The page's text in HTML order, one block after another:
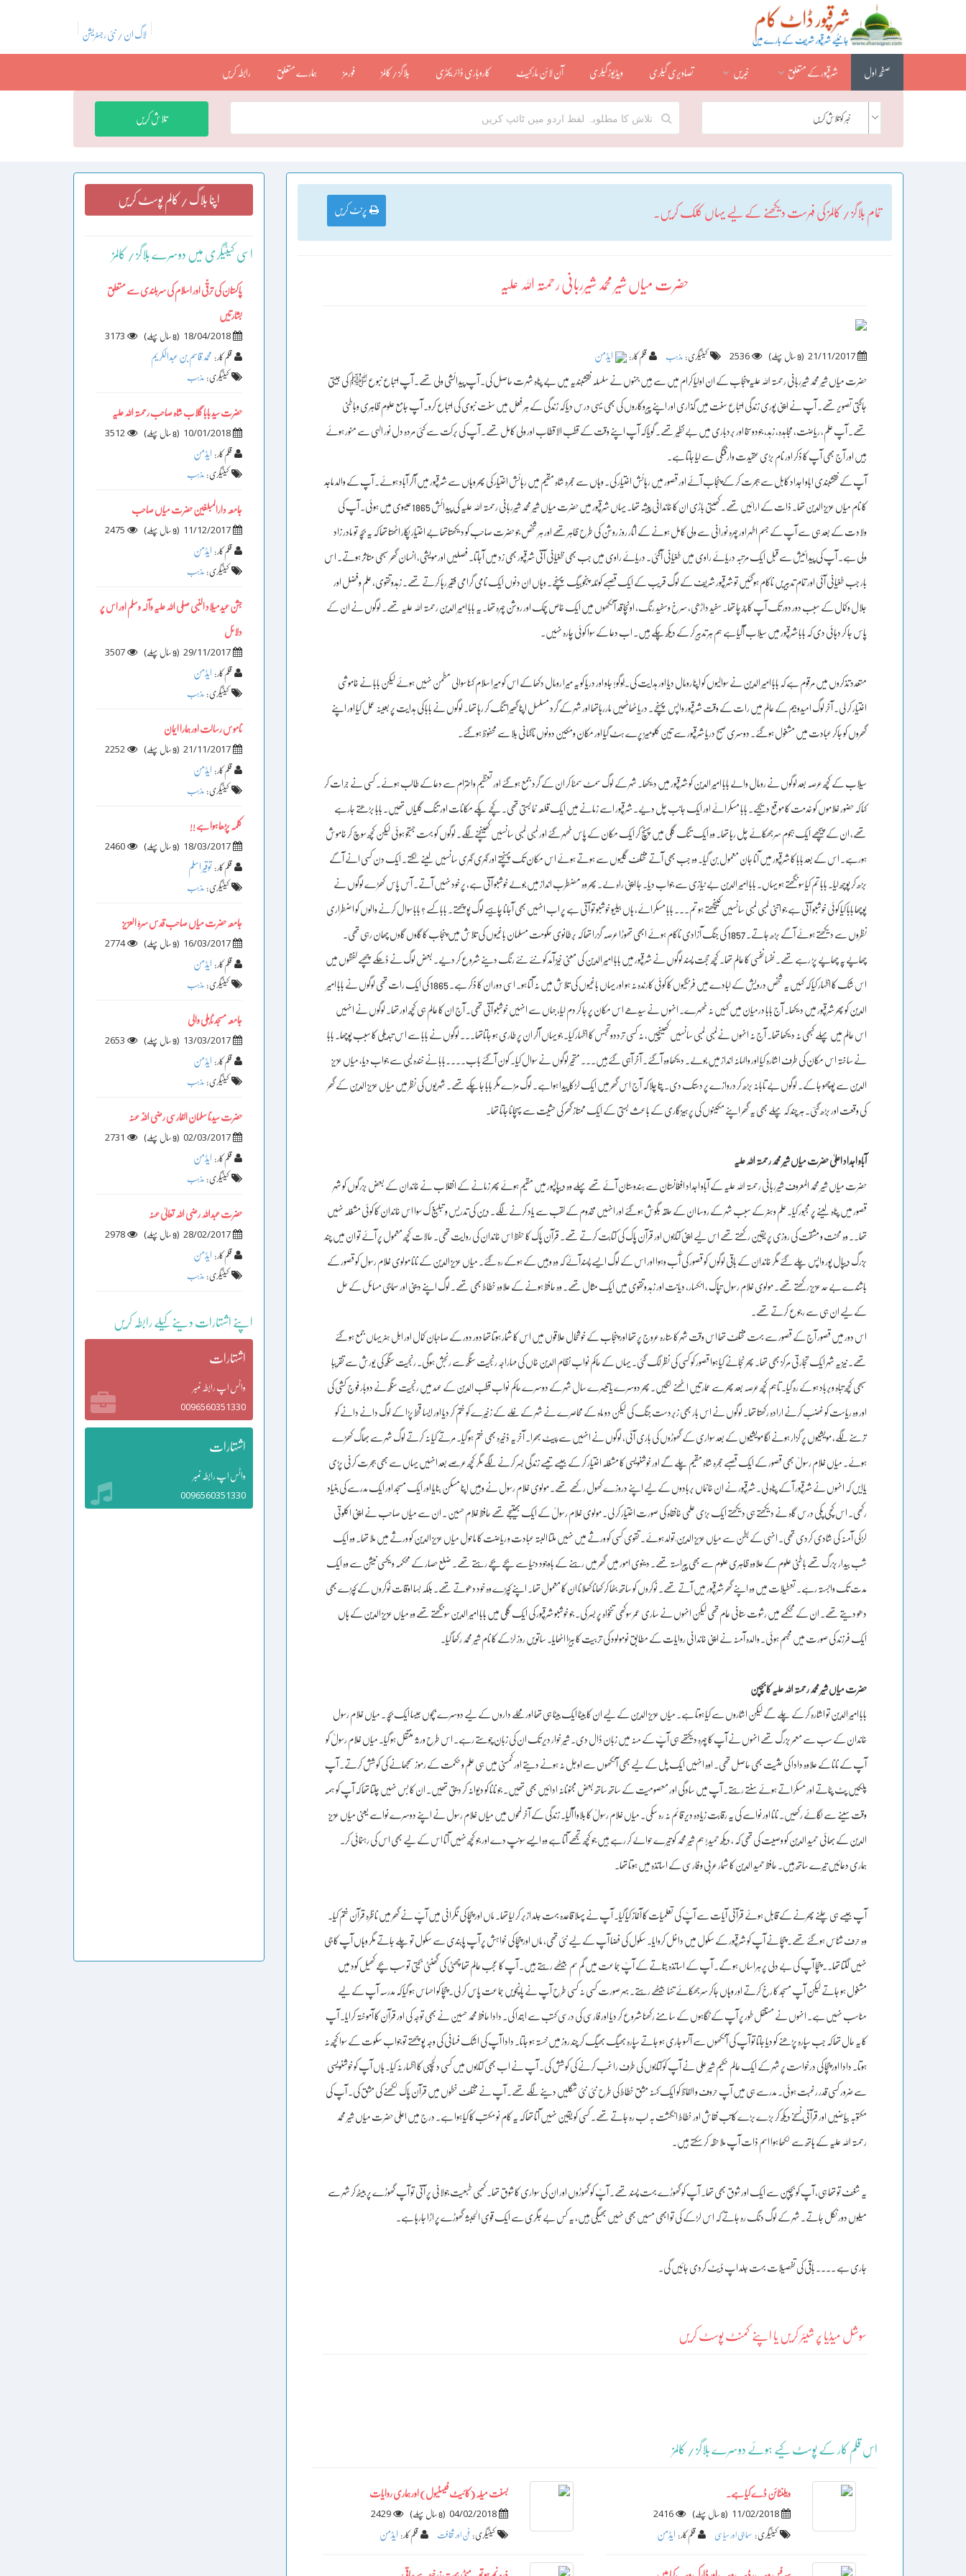
لاگ ان / نئی رجسٹریشن
صفحہ اول شرقپور کے متعلق خبریں تصاویری گیلری ویڈیوز گیلری آن لائن مارکیٹ کاروباری ڈائریکٹری بلاگز / کالمز فورمز ہمارے متعلق رابطہ کریں
خبر کو تلاش کریں تلاش کریں
تمام بلاگز / کالمز کی فہرست دیکھنے کے لیے یہاں کلک کریں۔ پرنٹ کریں
حضرت میاں شیر محمد شیرربانی رحمتہ اللہ علیہ
21/11/2017
(9 سال پہلے )
2536 کیٹیگری : مذہب قلم کار : ایڈمن
حضرت میاں شیر محمد شیرربانی رحمتہ اللہ علیہ پنجاب کے ان اولیا کرام میں سے ہیں جنہوں نے سلسلہ نقشبندیہ میں بے پناہ شہرت حاصل کی۔ آپ پیدائشی ولی تھے۔ آپ اتباع نبوع ﷺ کی جیتی
جاگتی تصویر تھے۔ آپ نے اپنی پوری زندگی اتباع سنت میں گذاری اور اپنے پیروکاروں کی بھی یہی درس دیا کہ زندگی کے ہر فعل میں سنت نبوی کی اتباع کرو۔ آپ جامع علوم ظاہری وباطنی
تھے۔ آپ علم، ریاضت، مجاہدہ، زہد، جودوسخا اور بردباری میں بے نظیر تھے۔ گویا کہ آپ اپنے وقت کے قطب الاقطاب اور ولی کامل تھے۔ آپ کی برکت سے کئی مردہ دل نور الہی سے منور ہوئے
ہیں اور آج بھی آپ کا ذکر اور نام بڑی عقیدت وارفتگی سے لیا جاتا ہے۔
آپ کے نقشبندی اباو اجداد کابل سے ہجرت کر کےپنجاب آئے اور قصور میں رہائش اختیار کی۔ وہاں سے حجرہ شاہ مقیم میں رہائش اختیار کی پھر وہاں سے شرقپور میں آکر آباد ہوئے۔ آپ کے والد ماجد
کا نام میاں عزیز الدین تھا۔ ذات کے ارائیں تھے۔ کھیتی باڑی ان کا خاندانی پیشہ تھا۔ یہاں شرقپور میں حضرت میاں شیر محمد شیرربانی رحمتہ اللہ علیہ کی پیدائش 1865 عیسوی میں ہوئی۔ آپ کی
ولادت کے بعد ہی سے آپ کے جسم اطہر اور چہرہ نورانی سے ولی کامل ہونے کے اثار روز روشن کی طرح ظاہر تھے اور ہر شخص جو حضرت صاحب کو دیکھتاتھا بے اختیار پکار اٹھتا تھا کہ یہ بچہ تو مادر زاد
ولی ہے۔ آپ کی پیدائیش سے قبل ایک مرتبہ دریائے راوی میں طغیانی آگئی۔ دریائے راوی میں جب بھی ظغیانی آتی شرقپور بھی زد میں آجاتا۔ فصلیں اور مویشی، انسان گھر سبھی متاثر ہوتے۔ اس
بار جب طغیانی آئی اور تمام تدبیریں ناکام ہوگئیں تو شرقپور شریف کے لوگ قریب کے ایک قصبے کوٹلہ پنجوبیگ پہنچے۔ وہاں ان دنوں ایک نامی گرامی فقیر رہا کرتے تھے۔ زہدوتقوی، علم وفضل اور
جلال وکمال کے سبب دور دور تک آپ کا چرچا تھا۔ سفید داڑھی، سرخ وسفید رنگ، اونچا قد آنکھوں میں ایک خاص چمک اور روشن چہرہ تھا۔ یہ بابا امیر الدین رحمتہ اللہ علیہ تھے۔ لوگوں نے ان کے
پاس جا کر دہائی دی کہ بابا شرقپور میں سیلاب آگیا ہے ہم ہر تدبیر کر کے دیکھ چکے ہیں۔ اب دعا کے سوا کوئی چارہ نہیں۔
متعدد تذکروں میں مرقوم ہے کہ بابا امیر الدین نے سوالیوں کو اپنا رومال دیا اور ہدایت کی۔ ـؒلوگو! جاو اور دریا کو یہ میرا رومال دکھا کے اس کو میرا سلام کہناـ سوالی مطمن نہیں ہوئے لیکن بابا نے خاموشی
اختیار کر لی۔ آخر لوگ امیدوبیم کے عالم میں رات کے وقت شرقپور واپس پہنچے۔ دریا ٹھاٹھیں ماررہاتھا اور شہر کے گرد مسلسل اپنا گھیرا تنگ کر رہا تھا۔ لوگوں نے بابا کی ہدایت پر بعینہ عمل کیا اور اپنے
گھروں کو جاکر عبادت میں مشغول ہوگئے۔ دوسری صبح دریا شرقپور سے تین کلومیڑ پرے ہٹ گیا اور مکان ومکین دونوں ناگہانی بلا سے محفوظ ہوگئے۔
سیلاب کے کچھ عرصہ بعد لوگوں نے رومال والے بابا امیر الدین کو شرقپور میں دیکھا۔ شہر کے لوگ سمٹ سمٹا کر ان کے گرد جمع ہوگئے اور تعظیم واحترام سے دعا کے طالب ہوئے۔ کسی نے جرات کر
کہا کہ حضور غلاموں کو خدمت کا موقع دیجیے۔ بابا مسکرائے اور ایک جانب چل دیے۔ شرقپور اسے زمانے میں ایک قلعہ نما بستی تھی۔ کچے پکے مکانات اور تنگ گلیاں تھیں۔ بابا بڑھتے جارہے
تھے، ان کے پیچھے ایک ہجوم سرجھکائے چل رہا تھا۔ وہ ایک تنگ گلی میں پہنچ کر ایک مکان کے پاس ٹھہر گئے اور لمبی لمبی سانسیں کھینچنےلگے۔ لوگوں کو بہت جستجو ہوئی لیکن کچھ سوچ کر خاموش
ہورہے۔ اس کے بعد بابا کا شرقپور میں آنا جان معمول بن گیا۔ وہ جب بھی آتے مختلف گلیوں سے ہوتے ہوئے اس مکان تک پہنچتے اور گہری گہری سانسیں لینے لگتے۔ ایک دن کسی انے آگے
بڑھ کر پوچھ لیا۔ بابا تم کیا سونگھتے ہو یہاں۔ بابا امیر الدین بے نیازی سے جواب دیا۔ جا اپنی راہ لے۔ پھر وہ مضطرب انداز میں بولے خوشبو آتی ہے، پر خود نہیں آتے۔ آس پاس کھڑے لوگوں نے
پوچھا بابا کیا کوئی خوشبو آتی ہے جو اتنی لمبی لمبی سانسیں کینچھتے ہو تم۔۔۔ بابا مسکرائے، ہاں بیلیو خوشبو تو آتی ہے پر اب انہیں بھی آجانا چاہیے لوگ پوچھتے۔ بابا کسے ؟ بابا سوال کرنے والوں کو اضطراری
نظروں سے دیکھتے ہوئے آگے بڑھ جاتے۔ 1857 کی جنگ آزادی ناکام ہوئے ابھی تھوڑا عرصہ گزرا تھا کہ برطانوی حکومت مسلمان باغیوں کی تلاش میں پنجاب کا گاوں گاوں چھان رہی تھی۔
چھاپے پہ چھاپے پڑ رہے تھے۔ نفسا نفسی کا عالم تھا۔ کچھ حجت پسند لوگوں نے شرقپور میں بابا امیر الدین کی معنی خیز آمد کو نئے نئے رنگ دینے شروع کر دیے۔ بعض لوگ نے ڈھکے چھپے لفظوں میں
اس شک کا اظہار کیا کہ کہیں یہ شخص درویش کے لبادے میں فرنگیوں کا کوئی کارندہ نہ ہو اور یہاں باغیوں کی تلاش میں نہ آتا ہو۔ اسی دوران کا ذکر ہے۔ 1865 کی ایک رات تھی لوگوں نے بابا امیر
الدین کو پھر شرقپور میں دیکھا۔ آج بابا درمیان میں کہیں نہ ٹھہرے۔ انہوں نے سیدھے اس مکان پر جا کر دم لیا، جہاں سے انہیں خوشبو آتی تھی۔ آج ان کا عالم ہی کچھ اور تھا۔ لوگوں نے انہیں
اس عالم میں پہلے کبھی نہ دیکھا تھا۔ آج نہ انہوں نےلمبی لمبی سانسیں کھینچیں، نہ کسی ترددوتجسس کا اظہار کیا۔ جو یہاں آکر ان پر طاری ہو جاتاتھا۔۔۔ لوگوں نے بابا سے اس تبدیلی کا سبب پوچھا۔ بابا
نے ساختہ اس مکان کی طرف اشارہ کیا اور والہانہ انداز میں بولے۔ دیکھا وہ آگئے۔ آخر آہی گئےہیں۔۔۔ متحیر لوگوں نے سوال کیا۔ کون آگئے باب۔۔۔۔بابا نے خندہ لبی سے جواب دیا، میاں عزیز
الدین سے پوچھو جا کے۔ لوگوں بے تابانہ بڑھ کر دروازے پر دستک دی۔ پتا چلا کہ آج اس گھر میں ایک لڑکا پیدا ہواہے۔ لوگ مڑے مگر بابا جاچکے تھے۔ شہریوں کی نظر میں میاں عزیز الدین کے گھر
کی وقعت اور بڑھ گئی۔ ہر چند کہ پہلے بھی یہ گھر اپنے مکینوں کی پرہیزگاری کے باعث بستی کے ایک ممتاز گھر کی حشیت سے پہچانا جاتا تھا۔
آباو اجداد اعلیٰ حضرت میاں شیر محمد رحمتہ اللہ علیہ
حضرت میاں شیر محمد المعروف شیرربانی رحمتہ اللہ علیہ کے آباو اجداد افغانستان سے ہندوستان آئے تھے پہلے وہ دیپالپور میں مقیم ہوئے پھر زمانے کے انقلاب نے خاندان کے بعض بزرگوں کو شہر
قصور میں پناہ لینے پر مجبور کیا۔ علم وہنر کے سبب شہر کے روسا ان کے حلقہ بگوش ہوگئے اور انہیں مخدوم کے لقب سے یاد کرنے لگے۔ دین کی تدریس و تبلیغ ک سوا اس خاندان کا کوئی مشغلہ نہیں
تھا۔۔ وہ محنت و مشقت کی روزی پر یقین رکھتے تھے اس لیے اپنی کتابوں اور قرآن پاک کی کتابت کرتے تھے۔ قرآن پاک کا حفظ اس خاندان کی روایت تھی۔ حالات کچھ معمول پر آئے تو ان میں چند
بزرگ دیپال پور واپس چلے گئے مگر خاندان کے باقی لوگوں کو قصور کی آؓب وہوا اور اس کے لوگ ایسے پسندآئے کہ وہ وہیں کے ہوکے رہ گئے۔ میاں عزیز الدین کے نانا مولوی غلام رسول کو قصور کے
باشندے بے حد عزیز رکھتے تھے۔ مولوی غلام رسول تپاک ، انکسار، دیانت اور زہد وتقوی میں ایک مثال تھے۔ وہ حافظ ہونے کے علاوہ خطاط بھی تھے۔ لوگ اپنے دینی اور سماجی مسائل کے حل
کے لیے ان ہی سے رجوع کرتے تھے۔
اس دور میں قصور آج کے قصور سے بہت مختلف تھا اس وقت شہر کا ستارہ عروج پر تھا اور پنجاب کے خوشحال علاقوں میں اس کا شمار ہوتا تھا دور دور کے صاحبان کمال اور اہل ہنر یہاں جمع ہو گئے
تھے۔ نیز یہ شہر ایک تجارتی مرکز بھی تھا۔ پھر نجانے کیا ہوا قصور کو کسی کی نظر لگ گئی۔ یہاں کے حاکم نواب نظام الدین خاں کی مہاراجہ رنجیت سنگھ سے رنجش ہوگی۔ رنجیت سنگھ کی یورش سے تقریبا
سبھی کچھ تباہ وبرباد ہو کے رہ گیا۔ تاہم کچھ عرصہ بعد پھر سے عمارتیں اٹھنے لگیں۔ پھر دوسرے یا تیسرے سال شہر کے دوسرے حاکم نواب قطب الدین کے عہد میں رنجیت سنگھ نے دوبار فوج کشی کی
اور وہ ریاست کو غضب کرنے ارادہ رکھتا تھا۔ لوگوں نے اس بار بھی زبردست جنگ کی لیکن دو ماہ کے محاصرے نے شہر کے غلے کے زخیرے کو ختم کر دیا اور ایسا قحط پڑا کے لوگ دانے دانے کو
ترسنے لگے، مویشیوں پر گزار ہونے لگا مویشیوں کے بعد سواری کے گھوڑوں کی باری آئی، لوگوں نے انہیں سے پیٹ بھرا۔ آخر یہ ذخیرہ بھی ختم ہو گیا۔ مرتے کیا نہ کرتے لوگ شہر سے بھاگ کھڑے
ہوئے۔ میاں غلام رسولؒ بھی قصور کے ایک قصبے حجرہ شاہ مقیم چلے گے اور خوشنویسی کا مشغلہ اختیار کر کے جیسے تیسے زندگی بسر کرنے لگے مگر کچھ عرصے بعد انہیں یہاں سے بھی ہجرت کرنی پڑی
یاایں کہ انہوں نے شرقپور آ کے پناہ لی۔ شرقپور نے ان خانماں بربادوں کے لیے اپنے دروزے کھول رکھے تھے۔ مولوی غلام رسول نے وہیں اپنا مسکن بنایا اور ایک مسجد اور ایک مدرسے کی بنیاد
رکھی۔ اس کچی پکی درس گاہ نے دیکھتے ہی دیکھتے ایک بڑی علمی خانقاہ کی صورت اختیار کر لی۔ مولوی غلام رسولؒ کے ایک بھتیجے تھے حافظ غلام حسین ۔ ان سے میاں صاحب نے اپنی اکلوتی
لڑکی آمنہ کی شادی کردی تھی۔ انہی کے بطن سے میاں عزیز الدین ؒ تولد ہوئے۔ تقوی کسی کو ورثے میں نہیں ملتا البتہ عبادت و ریاضت کا ماحول میاں عزیز الدین کو ورثے میں ملا تھا۔ وہ ایک
شب بیدار بزرگ تھے باطنی علوم کے علاوہ ظاہری علوم سے بھی پیراستہ تھے۔ دینوی امور میں گھر میں رہنے کے باوجود دنیا سے بچے بچے رہتے تھے۔ ضلع حصار کے محکمہ ویکسی نیشن سے وہ ایک
مدت تک وابستہ رہے۔ تعطیلات میں وہ اپنے گھر شرقپور میں آتے تھے۔ نوکروں کو ساتھ بٹھا کر کھانا کھلانا ان کا معمول تھا۔ اپنے کپڑے وہ خود دھوتے تھے۔ بلکہ بسا اوقات نوکروں کے کپڑے بھی
دھو دیتے تھے۔ ان کے محکمے میں رشوت ستانی عام تھی لیکن انہوں نے ساری عمر سوکھی تنخواہ پر بسر کی۔ جو خوشبو شرقپور کی ایک گلی میں بابا امیر الدین سونگھتے تھے وہ میاں عزیز الدین کے ہاں
ایک فرزند کی صورت میں مجسم ہوئی۔ والدہ آمنہ نے اپنی خاندانی روایات کے مطابق نومولود کی تربیت کا بیڑا اٹھایا۔ ساتویں روز لڑکے کا نام شیر محمد رکھا گیا۔
حضرت میاں شیر محمد رحمتہ اللہ علیہ کا بچپن
بابا امیر الدین تو اشارہ کر کے چلے گے لیکن اشاروں سے کیا ہوتا ہے۔ میاں عزیز الدین کے لیے ان کا بیٹا ایک بیٹا ہی تھا اور محلے داروں کے لیے دوسرے بچوں جیسا ایک بچہ۔ میاں غلام رسول
خاندان کے سب سے معمر بزرگ تھے انہوں نے آپ کا چہرہ دیکتھے ہی آپؒ کے منہ میں زبان ڈال دی۔ شیر خوار دیر تک ان کی زبان چوستے رہے۔ اس طرح ورثہ منتقل ہو گیا۔ میاں غلام رسولؒ کو
آپ کے نانا کے علاوہ دادا کی حثیت بھی حاصل تھی۔ اوہ انہیں ایک پل کے لیے بھی آنکھوں سے اوجل نہ ہونے دیتے اور کمسنی میں ہی علم وحکمت کے رموز سمجھانے کی کوشش کرتے۔ آپ
پلکیں پٹ پٹاتے اور مسکراتے ہوئے سنتے رہتے۔ آپ میں سادگی اور معصومیت کے ساتھ ساتھ بعض مجنونانہ ادائیں بھی تھیں۔ جو نانا کو دیوانہ کر دیتی تھیں۔ ان کا بس نہیں چلتا تھا کہ آپ کو ہمہ
وقت سینے سے لگائے رکھیں۔ نانا اور نواسے کی یہ رقابت زیادہ دیر قائم نہ رہ سکی۔ میاں غلام رسولؒ کا بلاوا آگیا۔ زندگی کے آخر لمحوں میں میاں غلام رسول نے اپنے دوسرے نواسے یعنی میاں عزیز
الدین کے بھائی حمید الدین کو وصیت کی تھی کہ ، دیکھ حمید! ہم شیر محمد کو تیرے حوالے کر رہے ہیں جو کچھ تجھے آتا ہے وہ ایسے سونپ دے اور جو کچھ نہیں آتا اس کے لیے بھی اس کی رہنمائی کر۔
ہماری دعائیں تیرے ساتھ ہیں۔ حافظ حمید الدین کا شمار عربی و فارسی کے اساتذہ میں ہوتا تھا۔
آپ جیسے ہی چلنے پھرنے کے قابل ہوئے قرآنی آیات سے آپؒ کی تعلمیات کا آغاز کیا گیا۔ آپ نے پہلا قاعدہ بہت جلد ازبر کر لیا تھا۔ ماں اور چچا کی نگرانی میں آپؒ نے گھر میں ناظرہ قرآن ختم کیا۔
وہ حرف شناس ہوگئے تھے۔ چچا نے آپ کو شرقپور کے سکول میں داخل کروایا۔ سکول کی فضا آپ کے لیے نئی تھی، ماں اور چچا کی خواہش پر آپ پابندی سے سکول تو چلے جاتے مگر وہاں آپ کا جی
نہیں لگتا تھا۔۔ چچا آپ کی بے دلی پر ہراساں ہو گے۔ آپ کے اساتذہ بتاتے کے آپؒ جماعت میں گم سم بیٹھے رہتے ہیں۔ آپ کا عجب عالم تھا چھٹی کی گھنٹی بجتی تو سب بچے کھیل کود میں
مشغول ہو جاتے لیکن آپ مسجد کا رخ کرتے اور وہاں جاکر سرجھکائے تنہا بیٹھے رہتے۔ بہر صورت کسی نہ کسی طرح آپ نے پانچویں جماعت پاس کر لی۔ چچا کو احساس ہو گیا کہ مدرسہ آپ کے لیے
مناسب نہیں ہے۔ انہوں نے مستقل طور پر آپ کے نگاہوں کے سامنے رکھنا شروع کر دیا اور فارسی کی درسی کتب سے ابتدا کی۔ دادا حافظ محمد حسین نے بھی توجہ کی اور قرآن کا آموختہ کرایا۔ آپ
کا یہ حال تھا کہ جب سپارہ پڑھنے کو دیا جاتا تو آپ کی آنکھوں سے آنسو جاری ہو جاتے سپارہ بھیگ بھیگ کر چند روز میں خستہ ہو جاتا۔ دادا آپ کی اشک فسانی کی وجہ پوچھتے تو جواب سکوت کے سوا کچھ نہ
ہوتا۔ دادا اور چچا کی درخواست پر شہر کے ایک عالم حکیم شیر علی نے آپ کو کتابوں کی طرف راغب کرنے کی کوشش کی۔ آپ نے اب بھی کتابوں میں کسی دلچسپی کا اظہار نہ کیا۔ ہاں آپ کو خوشنویسی
سے ضرور کسی قدر رغبت ہوئی۔ مدرسے ہی میں آپ حروف و الفاظ کو ایک کہنہ مشق خطاط کی طرح نئی نئی شکلیں دینے لگے تھے۔ آپ نے مختلف خطوں میں قرآن پاک لکھنے کی مشق کی۔ آپ کی
مکتوبہ بیاضیں اور قرآنی نسخے دیکھ کر بڑے بڑے کاتب نقاش اور خطاط انگشت بہ لب رہ جاتے تھے۔ کسی کو یقین نہیں آتا تھا کہ یہ کام نو مکتب کا کیا ہوا ہے۔ درج میں اعلیٰ حضرت میاں شیر محمد
رحمتہ اللہ علیہ کے ہاتھ سے لکھا ہوا اسم ذات آپ ملاحظہ کر سکتے ہیں۔
یہ شغف تو تھا ہی، آپ کو بچپن سے ایک اور شوق بھی تھا۔ آپ کو گھوڑے بہت پسند تھے۔ آپؒ کو گھوڑوں اور ان کی سواری کا شوق تھا۔ کھبی طبعیت جولانی پر آتی تو آپ گھوڑے پر بیٹھ کر شہر سے
میلوں دور نکل جاتے۔ شہر کے لوگ دنگ رہ جاتے کہ اس لڑکے کی تو ابھی مسیں بھی نہیں بھیگی ہیں، یہ کس بے جگری سے ایک قوی الحبثہ گھوڑے پر اڑا جارہا ہے۔
جاری ہے ۔۔۔۔ باقی کی تفصیلات بہت جلد اپ ڈیٹ کردی جائیں گی۔
سوشل میڈیا پر شیئر کریں یا اپنے کمنٹ پوسٹ کریں
اس قلم کار کے پوسٹ کیے ہوئے دوسرے بلاگز / کالمز
ویلنٹائن ڈے کیا ہے۔
11/02/2018
(8 سال پہلے )
2416
کیٹیگری : سماجی اور سیاسی قلم کار : ایڈمن
بسنت میلہ (کائیٹ فیسٹیول) اور ہماری روایات
04/02/2018
(8 سال پہلے )
2429
کیٹیگری : فن اور ثقافت قلم کار : ایڈمن
اپنا بلاگ / کالم پوسٹ کریں
اسی کیٹیگری میں دوسرے بلاگز / کالمز
پاکستان کی ترقّی اور اسلام کی سربلندی سے متعلق
بشارتیں
18/04/2018
(8 سال پہلے )
3173
قلم کار : محمد قاسم بن عبدالکریم
کیٹیگری : مذہب
حضرت سید بابا گلاب شاہ صاحب رحمتہ اللہ علیہ
10/01/2018
(8 سال پہلے )
3512
قلم کار : ایڈمن
کیٹیگری : مذہب
جامعہ دارالمبلغین حضرت میاں صاحب
11/12/2017
(9 سال پہلے )
2475
قلم کار : ایڈمن
کیٹیگری : مذہب
جشن عیدمیلاد النبی صلی اللہ علیہ وآلہ وسلم اور اس پر
دلائل
29/11/2017
(9 سال پہلے )
3507
قلم کار : ایڈمن
کیٹیگری : مذہب
ناموس رسالت اور ہمارا ایمان
21/11/2017
(9 سال پہلے )
2252
قلم کار : ایڈمن
کیٹیگری : مذہب
کلمہ پڑھا ہوا ہے !!
18/03/2017
(9 سال پہلے )
2460
قلم کار : توقیر اسلم
کیٹیگری : مذہب
جامعہ حضرت میاں صاحب قدس سرہٰ العزیز
16/03/2017
(9 سال پہلے )
2774
قلم کار : ایڈمن
کیٹیگری : مذہب
جامعہ مسجد ٹاہلی والی
13/03/2017
(9 سال پہلے )
2653
قلم کار : ایڈمن
کیٹیگری : مذہب
حضرت سیدنا سلمان الفارسی رضی اللّٰہ عنہ
02/03/2017
(9 سال پہلے )
2731
قلم کار : ایڈمن
کیٹیگری : مذہب
حضرت عبداللہ رضی اللہ تعالیٰ عنہ
28/02/2017
(9 سال پہلے )
2978
قلم کار : ایڈمن
کیٹیگری : مذہب
اپنے اشتہارات دینے کیلے رابطہ کریں
اشتہارات
واٹس اپ رابطہ نمبر
0096560351330
اشتہارات
واٹس اپ رابطہ نمبر
0096560351330